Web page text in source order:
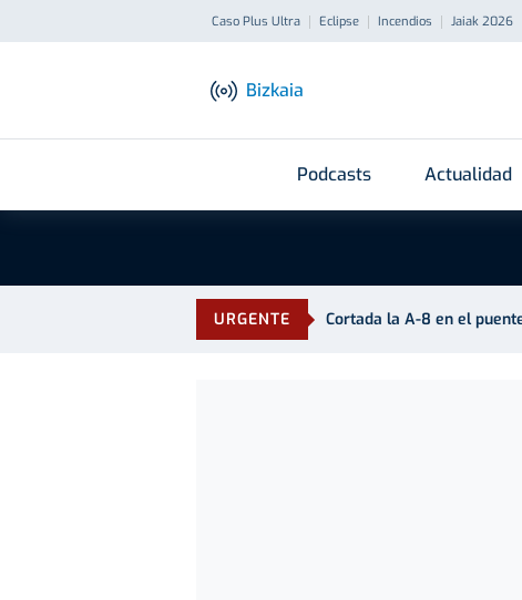
Caso Plus Ultra Eclipse Incendios Jaiak 2026
Bizkaia
Podcasts Actualidad
URGENTE Cortada la A-8 en el